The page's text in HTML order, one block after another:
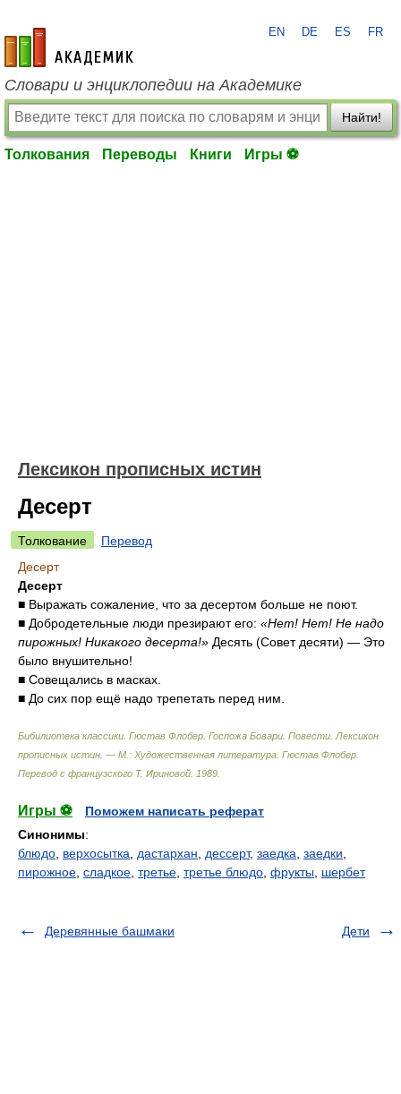
academic.ru
EN DE ES FR
Словари и энциклопедии на Академике
Найти!
Толкования Переводы Книги Игры ⚽
Лексикон прописных истин
Десерт
Толкование
Перевод
Десерт
Десерт
■ Выражать сожаление, что за десертом больше не поют.
■ Добродетельные люди презирают его: «Нет! Нет! Не надо
пирожных! Никакого десерта!» Десять (Совет десяти) — Это
было внушительно!
■ Совещались в масках.
■ До сих пор ещё надо трепетать перед ним.
Бибилиотека классики. Гюстав Флобер. Госпожа Бовари. Повести. Лексикон
прописных истин. — М.: Художественная литература Гюстав Флобер.
Перевод с французского Т. Ириновой 1989
Игры ⚽
Поможем написать реферат
Синонимы:
блюдо верхосытка дастархан дессерт, заедка заедки
пирожное сладкое третье третье блюдо фрукты шербет
Деревянные башмаки Дети